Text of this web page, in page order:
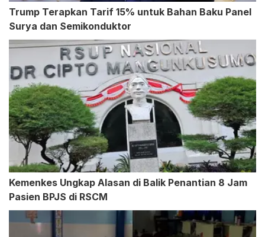
Trump Terapkan Tarif 15% untuk Bahan Baku Panel
Surya dan Semikonduktor
Kemenkes Ungkap Alasan di Balik Penantian 8 Jam
Pasien BPJS di RSCM